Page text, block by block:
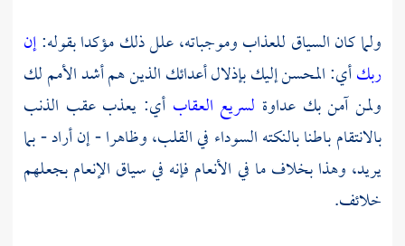
ولما كان السياق للعذاب وموجباته، علل ذلك مؤكدا بقوله:إن
ربكأي: المحسن إليك بإذلال أعدائك الذين هم أشد الأمم لك
ولمن آمن بك عداوة لسريع العقاب أي: يعذب عقب الذنب
بالانتقام باطنا بالنكته السوداء في القلب، وظاهرا - إن أراد - بما
يريد، وهذا بخلاف ما في الأنعام فإنه في سياق الإنعام بجعلهم
خلائف.